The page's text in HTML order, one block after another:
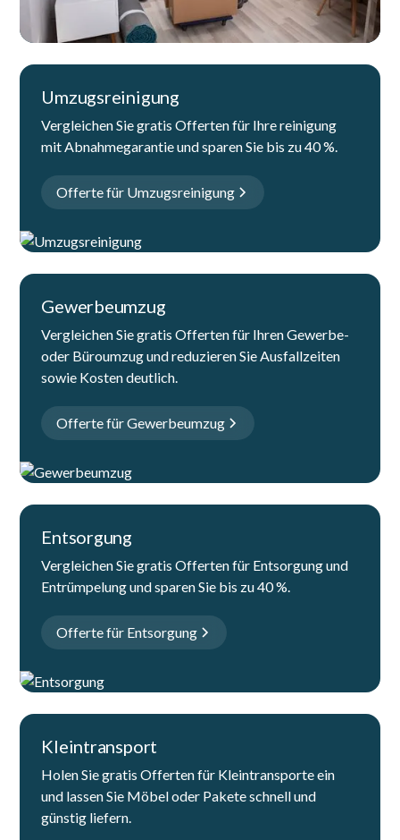
Umzugsreinigung
Vergleichen Sie gratis Offerten für Ihre reinigung
mit Abnahmegarantie und sparen Sie bis zu 40 %.
Offerte für Umzugsreinigung
Gewerbeumzug
Vergleichen Sie gratis Offerten für Ihren Gewerbe-
oder Büroumzug und reduzieren Sie Ausfallzeiten
sowie Kosten deutlich.
Offerte für Gewerbeumzug
Entsorgung
Vergleichen Sie gratis Offerten für Entsorgung und
Entrümpelung und sparen Sie bis zu 40 %.
Offerte für Entsorgung
Kleintransport
Holen Sie gratis Offerten für Kleintransporte ein
und lassen Sie Möbel oder Pakete schnell und
günstig liefern.